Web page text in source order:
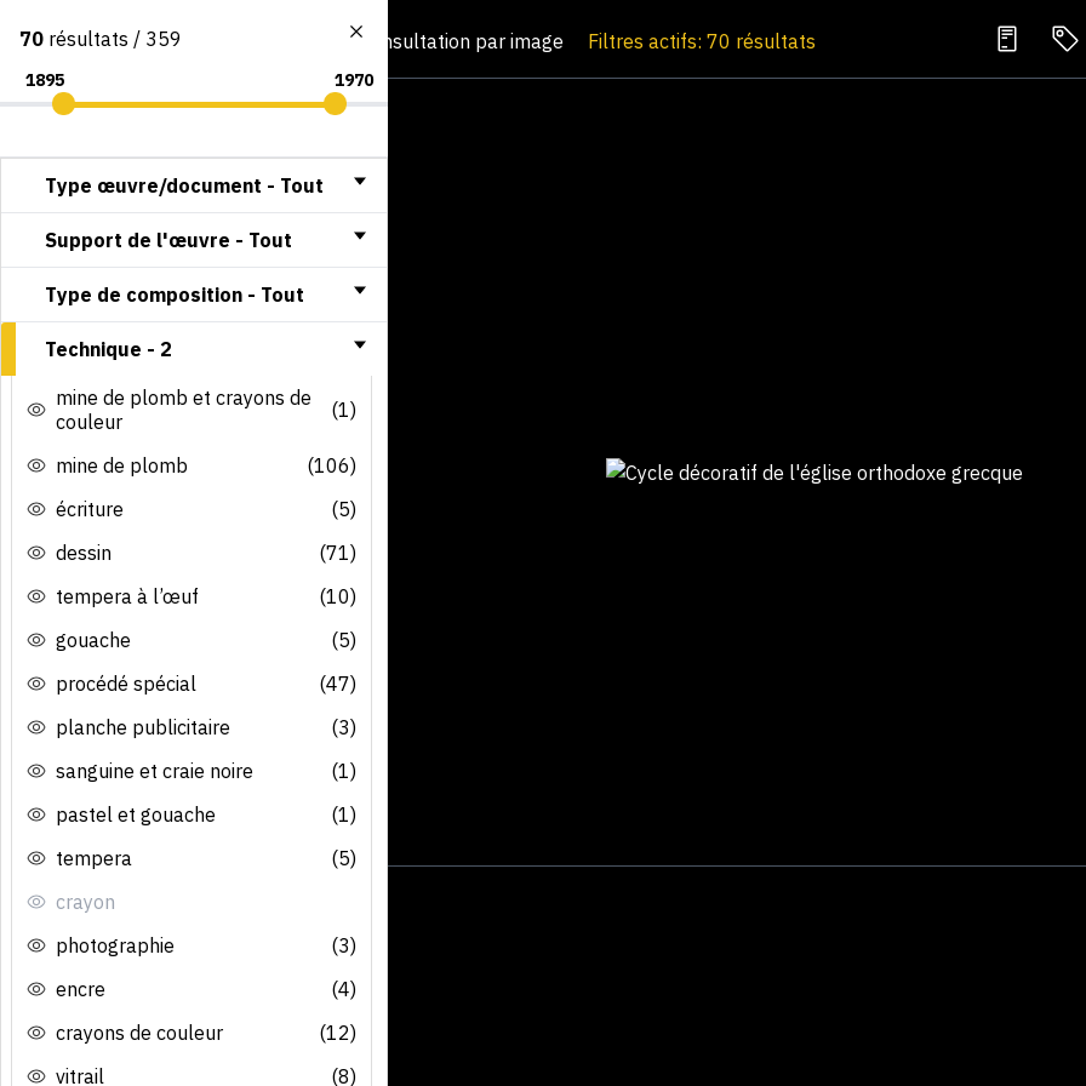
Consultation par image Filtres actifs: 70 résultats
70 résultats / 359
Type œuvre/document - Tout
Support de l'œuvre - Tout
Type de composition - Tout
Technique - 2
mine de plomb et crayons de
couleur
(1)
mine de plomb
(106)
écriture
(5)
dessin
(71)
tempera à l’œuf
(10)
gouache
(5)
procédé spécial
(47)
planche publicitaire
(3)
sanguine et craie noire
(1)
pastel et gouache
(1)
tempera
(5)
crayon
photographie
(3)
encre
(4)
crayons de couleur
(12)
vitrail
(8)